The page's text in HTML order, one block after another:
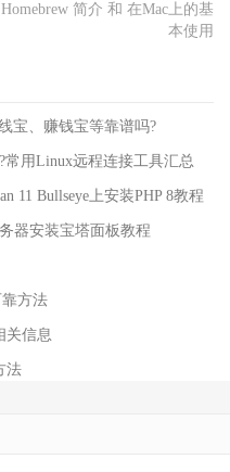
Homebrew 简介 和 在Mac上的基
本使用
宝、赚钱宝等靠谱吗?
用Linux远程连接工具汇总
11 Bullseye上安装PHP 8教程
器安装宝塔面板教程
靠方法
关信息
法